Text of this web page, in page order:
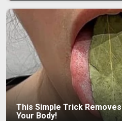
This Simple Trick
Your Body!